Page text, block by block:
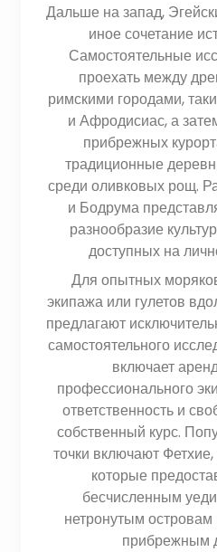
Дальше на запад,
иное сочетание
Самостоятельные
проехать между
римскими городами,
и Афродисиас, а
прибрежных
традиционные
среди оливковых рощ.
и Бодрума
разнообразие
доступных на
Для опытных
экипажа или гулетов
предлагают
самостоятельного
включает
профессионального
ответственность и
собственный курс.
точки включают
которые
бесчисленным
нетронутым
прибрежным